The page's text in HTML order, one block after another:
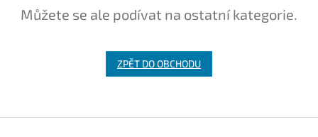
Můžete se ale podívat na ostatní kategorie.
ZPĚT DO OBCHODU